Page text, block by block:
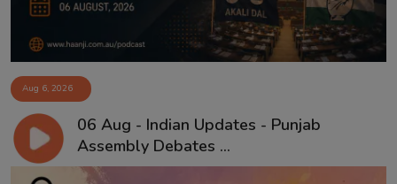
Aug 6, 2026
06 Aug - Indian Updates - Punjab
Assembly Debates ...